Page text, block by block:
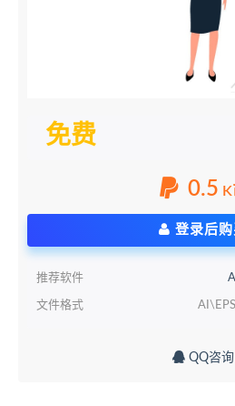
免费
0.5
登录后购
推荐软件
文件格式
QQ咨询